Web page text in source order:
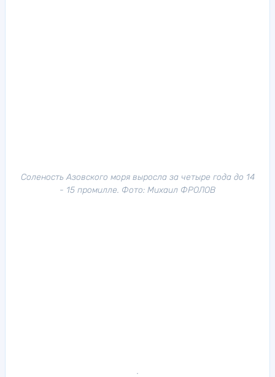
Соленость Азовского моря выросла за четыре года до 14
- 15 промилле. Фото: Михаил ФРОЛОВ
.